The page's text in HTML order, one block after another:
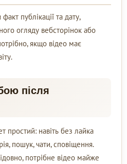
публікації та дату,
огляду вебсторінок або
якщо відео має
після
простий: навіть без лайка
пошук, чати, сповіщення.
потрібне відео майже